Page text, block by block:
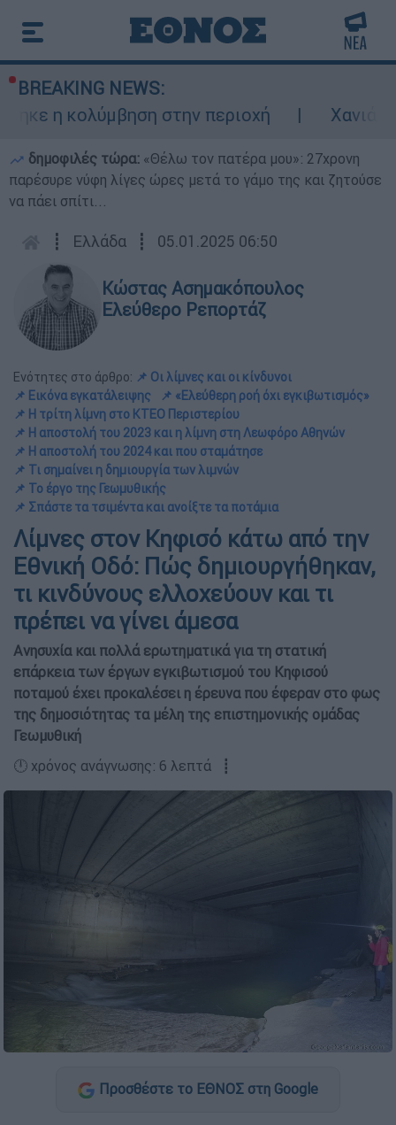
BREAKING NEWS:
στην περιοχή
Χανιά: 24χρονος
δημοφιλές τώρα: «Θέλω τον πατέρα μου»: 27χρονη
παρέσυρε νύφη λίγες ώρες μετά το γάμο της και ζητούσε
να πάει σπίτι...
┋ Ελλάδα ┋ 05.01.2025 06:50
Κώστας Ασημακόπουλος
Ελεύθερο Ρεπορτάζ
Ενότητες στο άρθρο: 📌 Οι λίμνες και οι κίνδυνοι
📌 Εικόνα εγκατάλειψης
📌 «Ελεύθερη ροή όχι εγκιβωτισμός»
📌 Η τρίτη λίμνη στο ΚΤΕΟ Περιστερίου
📌 Η αποστολή του 2023 και η λίμνη στη Λεωφόρο Αθηνών
📌 Η αποστολή του 2024 και που σταμάτησε
📌 Τι σημαίνει η δημιουργία των λιμνών
📌 Το έργο της Γεωμυθικής
📌 Σπάστε τα τσιμέντα και ανοίξτε τα ποτάμια
Λίμνες στον Κηφισό κάτω από την
Εθνική Οδό: Πώς δημιουργήθηκαν,
τι κινδύνους ελλοχεύουν και τι
πρέπει να γίνει άμεσα
Ανησυχία και πολλά ερωτηματικά για τη στατική
επάρκεια των έργων εγκιβωτισμού του Κηφισού
ποταμού έχει προκαλέσει η έρευνα που έφεραν στο φως
της δημοσιότητας τα μέλη της επιστημονικής ομάδας
Γεωμυθική
🕛 χρόνος ανάγνωσης: 6 λεπτά ┋
Προσθέστε το ΕΘΝΟΣ στη Google